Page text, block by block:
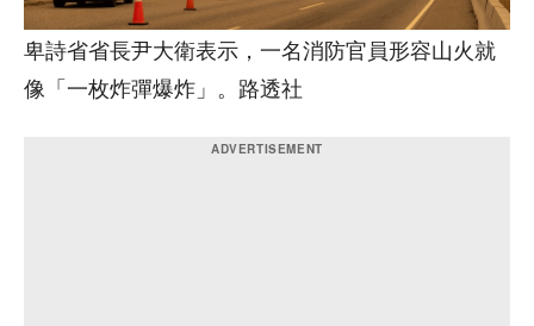
卑詩省省長尹大衛表示，一名消防官員形容山火就
像「一枚炸彈爆炸」。路透社